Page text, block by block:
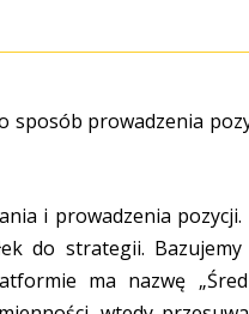
sposób prowadzenia
i prowadzenia pozycji.
do strategii.
ma nazwę